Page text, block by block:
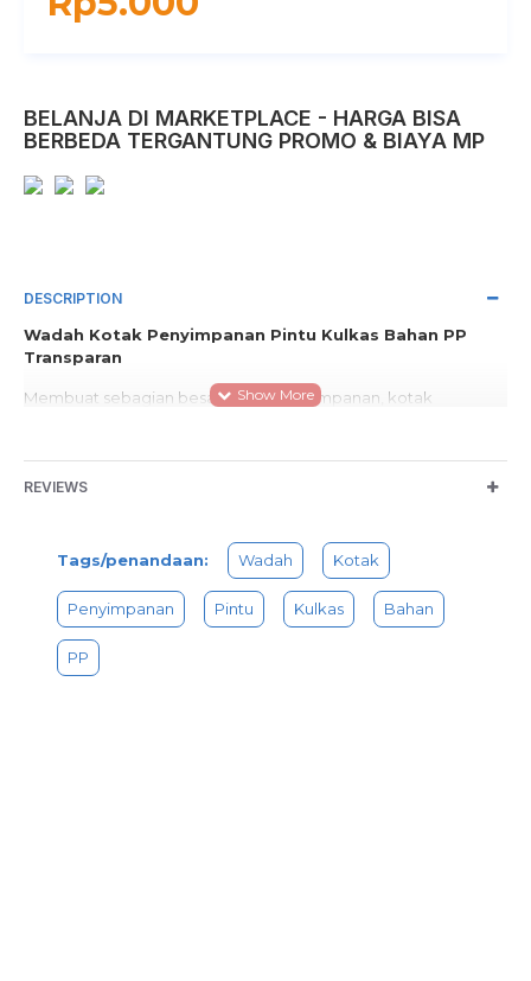
BELANJA DI MARKETPLACE - HARGA BISA
BERBEDA TERGANTUNG PROMO & BIAYA MP
DESCRIPTION
Wadah Kotak Penyimpanan Pintu Kulkas Bahan PP
Transparan
Membuat sebagian besar ruang penyimpanan, kotak
seperti minuman.
Mencegah mereka dari busuk dan lebih sehat, dan mudah
digunakan dan dapat diakses dengan membuka pintu lemari
Kotak penyimpanan ini terutama digunakan untuk
penyimpanan kulkas.
REVIEWS
Tags/penandaan: Wadah Kotak
Penyimpanan Pintu Kulkas Bahan
PP